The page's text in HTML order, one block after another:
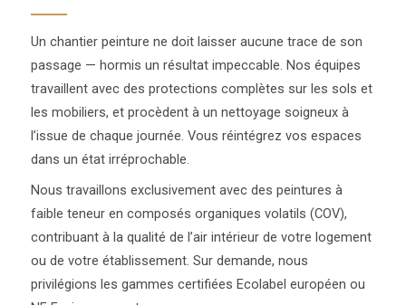
Un chantier peinture ne doit laisser aucune trace de son
passage — hormis un résultat impeccable. Nos équipes
travaillent avec des protections complètes sur les sols et
les mobiliers, et procèdent à un nettoyage soigneux à
l’issue de chaque journée. Vous réintégrez vos espaces
dans un état irréprochable.
Nous travaillons exclusivement avec des peintures à
faible teneur en composés organiques volatils (COV),
contribuant à la qualité de l’air intérieur de votre logement
ou de votre établissement. Sur demande, nous
privilégions les gammes certifiées Ecolabel européen ou